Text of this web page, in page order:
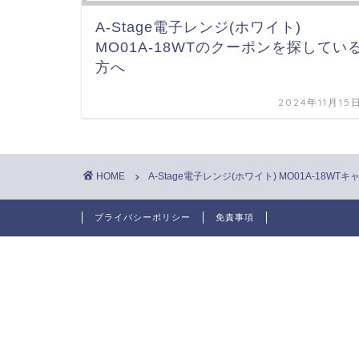
A-Stage電子レンジ(ホワイト)
MO01A-18WTのクーポンを探してい
方へ
2024年11月15日
HOME A-Stage電子レンジ(ホワイト) MO01A-18WTキ
プライバシーポリシー 免責事項